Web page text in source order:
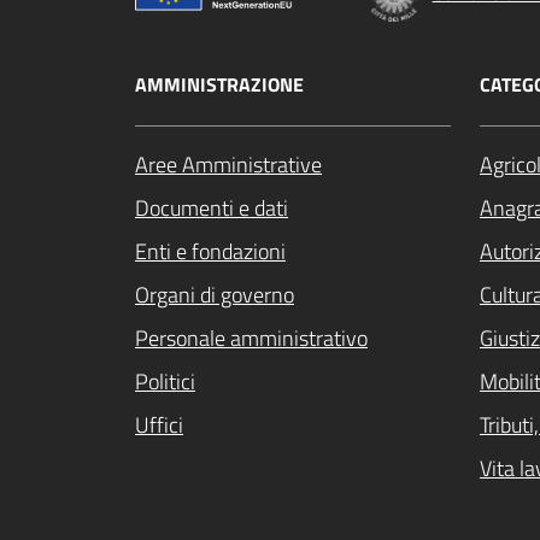
AMMINISTRAZIONE
Aree Amministrative
Documenti e dati
Enti e fondazioni
Organi di governo
Personale amministrativo
Politici
Uffici
Vita